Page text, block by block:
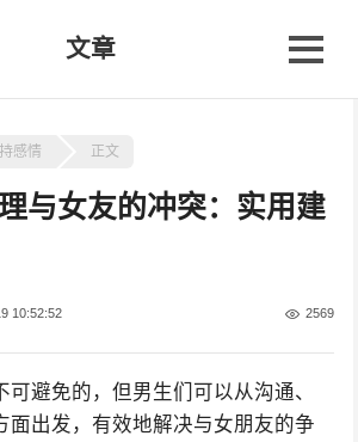
文章
感情 正文
与女友的冲突：实用建
10:52:52 2569
避免的，但男生们可以从沟通、
面出发，有效地解决与女朋友的争